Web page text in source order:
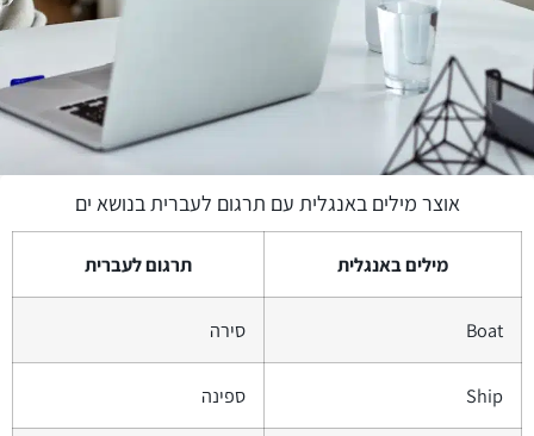
אוצר מילים באנגלית עם תרגום לעברית בנושא ים
מילים באנגלית תרגום לעברית
Boat סירה
Ship ספינה